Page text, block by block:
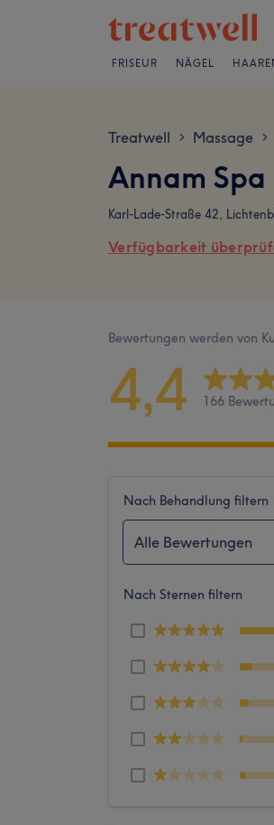
FRISEUR NÄGEL
Treatwell > Massage >
Annam
Karl-Lade-Straße 42,
Verfügbarkeit
Bewertungen werden von
4,4 166
Nach Behandlung filtern
Alle Bewertungen
Nach Sternen filtern